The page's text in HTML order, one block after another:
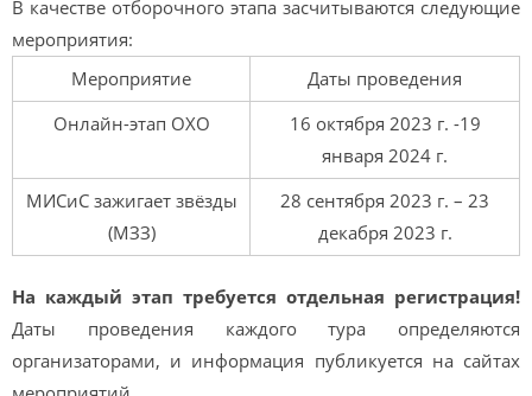
В качестве отборочного этапа засчитываются следующие
мероприятия:
Мероприятие
Даты проведения
Онлайн-этап ОХО
16 октября 2023 г. -19
января 2024 г.
МИСиС зажигает звёзды
(МЗЗ)
28 сентября 2023 г. – 23
декабря 2023 г.
На каждый этап требуется отдельная регистрация!
Даты проведения каждого тура определяются
организаторами, и информация публикуется на сайтах